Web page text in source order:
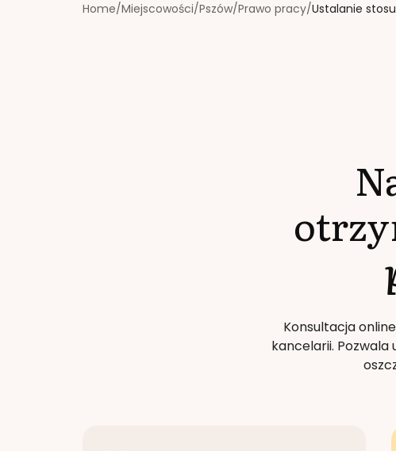
Home/Miejscowości/Pszów/Prawo pracy/Ustalanie
Konsultacja
kancelarii.